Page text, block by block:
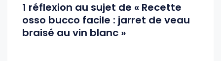
1 réflexion au sujet de « Recette
osso bucco facile : jarret de veau
braisé au vin blanc »